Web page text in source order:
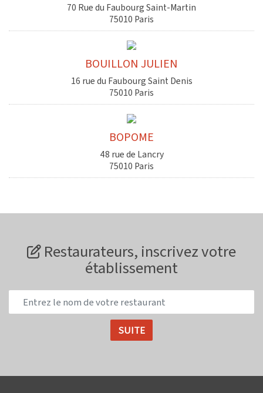
70 Rue du Faubourg Saint-Martin
75010 Paris
BOUILLON JULIEN
16 rue du Faubourg Saint Denis
75010 Paris
BOPOME
48 rue de Lancry
75010 Paris
Restaurateurs, inscrivez votre
établissement